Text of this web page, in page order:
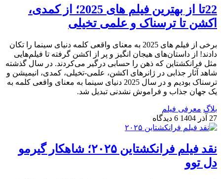
22تا از بهترین فیلم‌ های 2025؛ از کمدی،
اکشن تا ترسناک و علمی تخیلی
برخی از فیلم های 2025 به معنای واقعی کلمه دنیای سینما را تکان
دادند! از داستان‌های هیجان‌ انگیز و پر از اکشن گرفته تا فیلم‌هایی
مثل فرانکشتاین که ذهن را حسابی درگیر می‌کردند. در سال گذشته
شاهد آثار جذابی در ژانرهای اکشن، علمی-تخیلی، کمدی، انیمیشن و
ترسناک بودیم و در سال 2025 دنیای سینما به معنای واقعی کلمه به
یک جهان جذاب و فراموش‌ نشدنی تبدیل شد.
بلاگ معرفی فیلم
27 آذر 1404
6 دیدگاه
نقد فیلم فرانکشتاین ۲۰۲۵؛ شاهکار گیرمو
دل توو